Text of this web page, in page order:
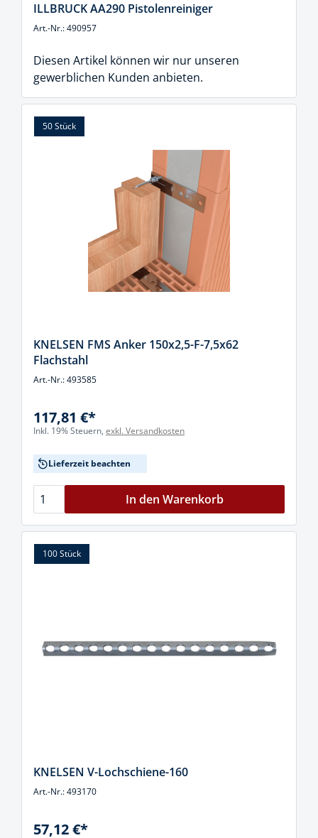
ILLBRUCK AA290 Pistolenreiniger
Art.-Nr.: 490957
Diesen Artikel können wir nur unseren
gewerblichen Kunden anbieten.
50 Stück
KNELSEN FMS Anker 150x2,5-F-7,5x62
Flachstahl
Art.-Nr.: 493585
117,81 €*
Inkl. 19% Steuern, exkl. Versandkosten
Lieferzeit beachten
In den Warenkorb
100 Stück
KNELSEN V-Lochschiene-160
Art.-Nr.: 493170
57,12 €*